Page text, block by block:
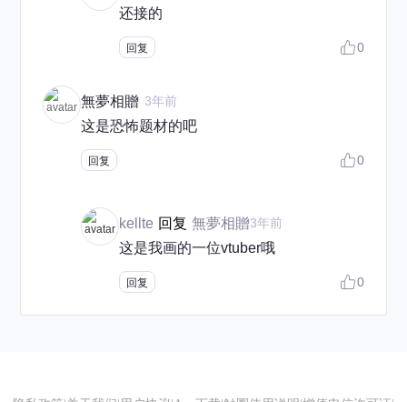
还接的
回复 0
無夢相贈 3年前
这是恐怖题材的吧
回复 0
kellte 回复 無夢相贈3年前
这是我画的一位vtuber哦
回复 0